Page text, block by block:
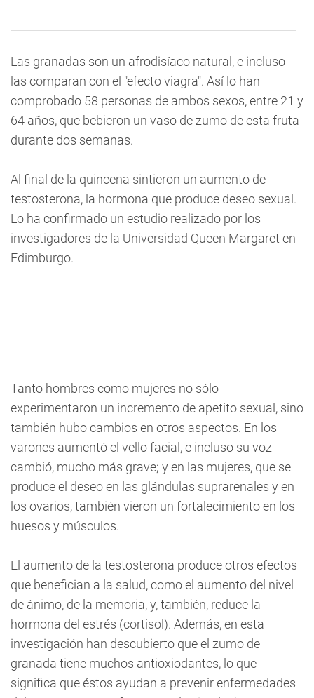
Las granadas son un afrodisíaco natural, e incluso
las comparan con el "efecto viagra". Así lo han
comprobado 58 personas de ambos sexos, entre 21 y
64 años, que bebieron un vaso de zumo de esta fruta
durante dos semanas.
Al final de la quincena sintieron un aumento de
testosterona, la hormona que produce deseo sexual.
Lo ha confirmado un estudio realizado por los
investigadores de la Universidad Queen Margaret en
Edimburgo.
Tanto hombres como mujeres no sólo
experimentaron un incremento de apetito sexual, sino
también hubo cambios en otros aspectos. En los
varones aumentó el vello facial, e incluso su voz
cambió, mucho más grave; y en las mujeres, que se
produce el deseo en las glándulas suprarenales y en
los ovarios, también vieron un fortalecimiento en los
huesos y músculos.
El aumento de la testosterona produce otros efectos
que benefician a la salud, como el aumento del nivel
de ánimo, de la memoria, y, también, reduce la
hormona del estrés (cortisol). Además, en esta
investigación han descubierto que el zumo de
granada tiene muchos antioxiodantes, lo que
significa que éstos ayudan a prevenir enfermedades